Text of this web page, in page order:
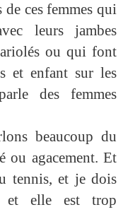
ces femmes qui
leurs jambes
ou qui font
et enfant sur les
des femmes
beaucoup du
ou agacement. Et
tennis, et je dois
et elle est trop